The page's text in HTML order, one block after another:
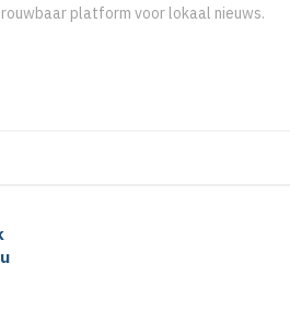
platform voor lokaal nieuws.